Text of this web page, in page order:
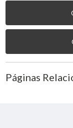
Páginas